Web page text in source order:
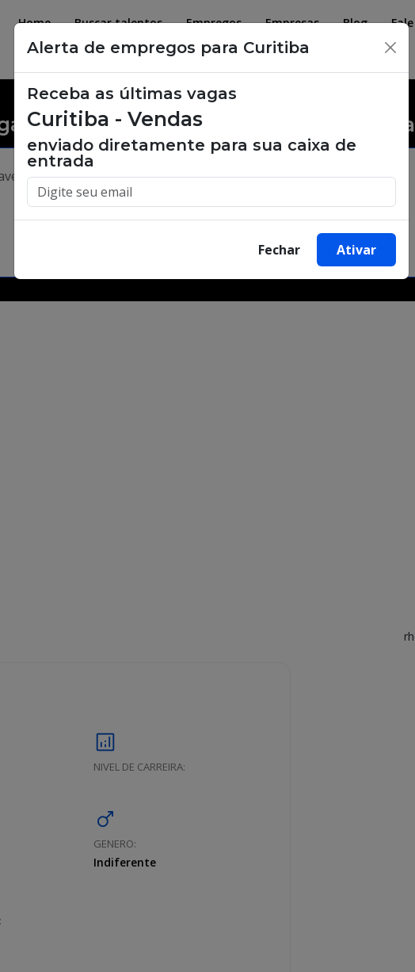
Home Buscar talentos Empregos Empresas Blog
de emprego, oportunidades de
analytics
NIVEL DE CARREIRA:
male
GENERO:
Indiferente
Alerta de empregos para Curitiba ×
Receba as últimas vagas
Curitiba - Vendas
enviado diretamente para sua caixa de
entrada
Fechar Ativar